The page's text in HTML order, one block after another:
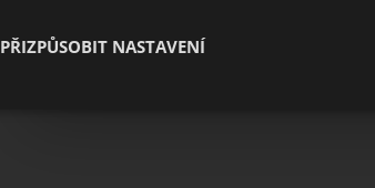
PŘIZPŮSOBIT NASTAVENÍ